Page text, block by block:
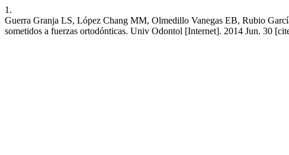
1.
Guerra Granja LS, López Chang MM, Olmedillo Vanegas EB, Rubio
sometidos a fuerzas ortodónticas. Univ Odontol [Internet]. 2014 Jun. 30